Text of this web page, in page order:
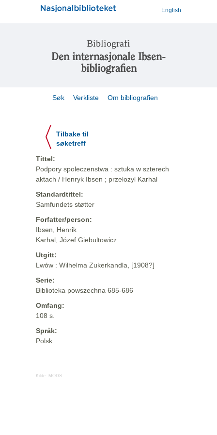
English
Bibliografi
Den internasjonale Ibsen-
bibliografien
Søk Verkliste Om bibliografien
Tilbake til
søketreff
Tittel:
Podpory spoleczenstwa : sztuka w szterech
aktach / Henryk Ibsen ; przelozyl Karhal
Standardtittel:
Samfundets støtter
Forfatter/person:
Ibsen, Henrik
Karhal, Józef Giebultowicz
Utgitt:
Lwów : Wilhelma Zukerkandla, [1908?]
Serie:
Biblioteka powszechna 685-686
Omfang:
108 s.
Språk:
Polsk
Kilde: MODS